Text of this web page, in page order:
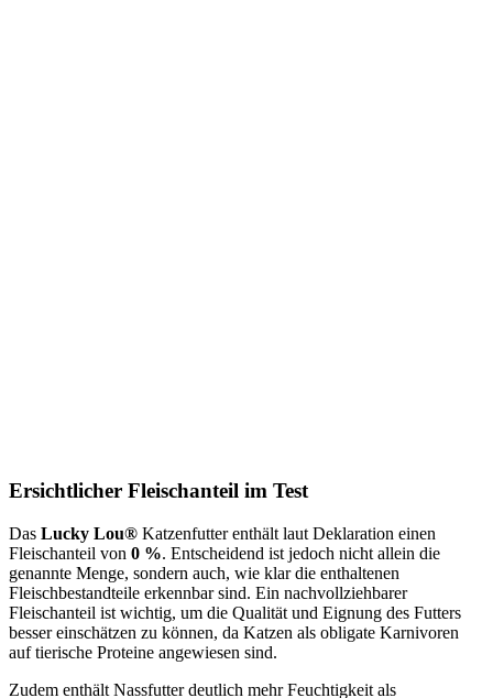
Ersichtlicher Fleischanteil im Test
Das Lucky Lou® Katzenfutter enthält laut Deklaration einen
Fleischanteil von 0 %. Entscheidend ist jedoch nicht allein die
genannte Menge, sondern auch, wie klar die enthaltenen
Fleischbestandteile erkennbar sind. Ein nachvollziehbarer
Fleischanteil ist wichtig, um die Qualität und Eignung des Futters
besser einschätzen zu können, da Katzen als obligate Karnivoren
auf tierische Proteine angewiesen sind.
Zudem enthält Nassfutter deutlich mehr Feuchtigkeit als